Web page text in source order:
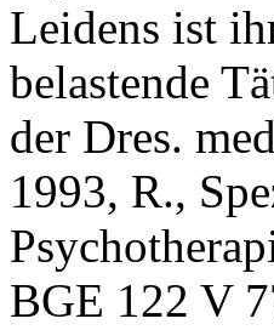
Leidens ist
belastende
der Dres.
1993, R.,
BGE 122 V